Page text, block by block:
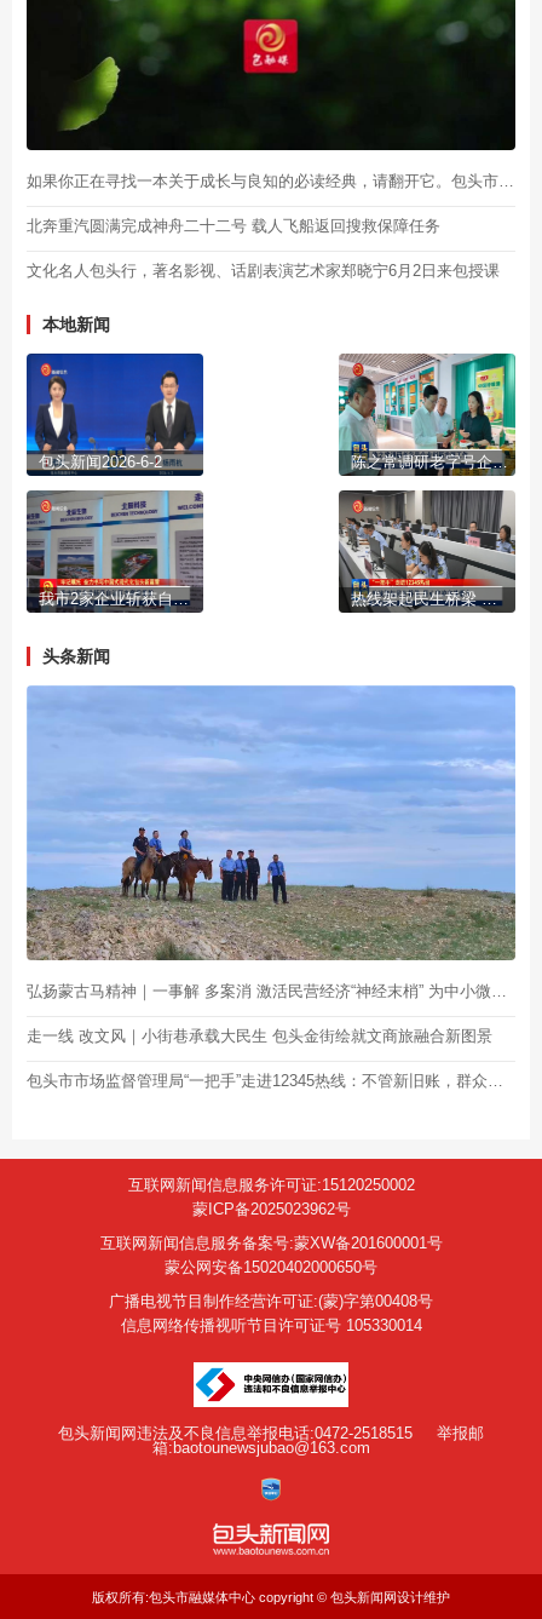
如果你正在寻找一本关于成长与良知的必读经典，请翻开它。包头市新华书店倾情推荐书目——《杀死一只知更鸟》，作者是美国作家哈珀·李，邀您一同在文字间邂逅美好。我与包头共阅读，晚安！
北奔重汽圆满完成神舟二十二号 载人飞船返回搜救保障任务
文化名人包头行，著名影视、话剧表演艺术家郑晓宁6月2日来包授课
本地新闻
包头新闻2026-6-2 陈之常调研老字号企业创新发展工作
我市2家企业斩获自治区主席质量奖 热线架起民生桥梁 用心守护市井烟火
头条新闻
走一线 改文风｜小街巷承载大民生 包头金街绘就文商旅融合新图景
互联网新闻信息服务许可证:15120250002
蒙ICP备2025023962号
互联网新闻信息服务备案号:蒙XW备201600001号
蒙公网安备15020402000650号
广播电视节目制作经营许可证:(蒙)字第00408号
信息网络传播视听节目许可证号 105330014
包头新闻网违法及不良信息举报电话:0472-2518515
举报邮
箱:baotounewsjubao@163.com
版权所有:包头市融媒体中心 copyright © 包头新闻网设计维护